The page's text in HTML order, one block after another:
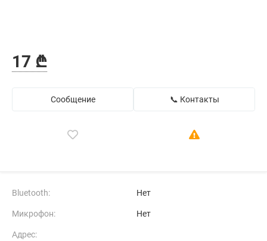
17 ₾
Сообщение 📞 Контакты
Bluetooth: Нет
Микрофон: Нет
Адрес: